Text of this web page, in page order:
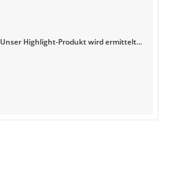
Unser Highlight-Produkt wird ermittelt...